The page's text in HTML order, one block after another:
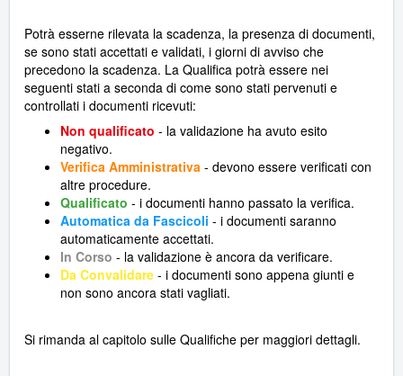
Potrà esserne rilevata la scadenza, la presenza di documenti,
se sono stati accettati e validati, i giorni di avviso che
precedono la scadenza. La Qualifica potrà essere nei
seguenti stati a seconda di come sono stati pervenuti e
controllati i documenti ricevuti:
Non qualificato - la validazione ha avuto esito
negativo.
Verifica Amministrativa - devono essere verificati con
altre procedure.
Qualificato - i documenti hanno passato la verifica.
Automatica da Fascicoli - i documenti saranno
automaticamente accettati.
In Corso - la validazione è ancora da verificare.
Da Convalidare - i documenti sono appena giunti e
non sono ancora stati vagliati.
Si rimanda al capitolo sulle Qualifiche per maggiori dettagli.